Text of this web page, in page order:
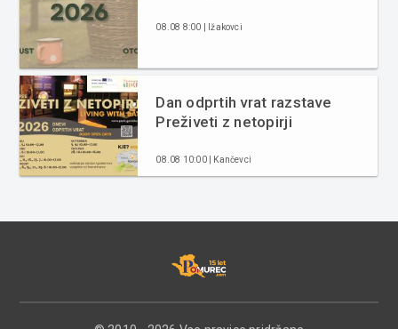
08.08 8:00 | Ižakovci
Dan odprtih vrat razstave
Preživeti z netopirji
08.08 10:00 | Kančevci